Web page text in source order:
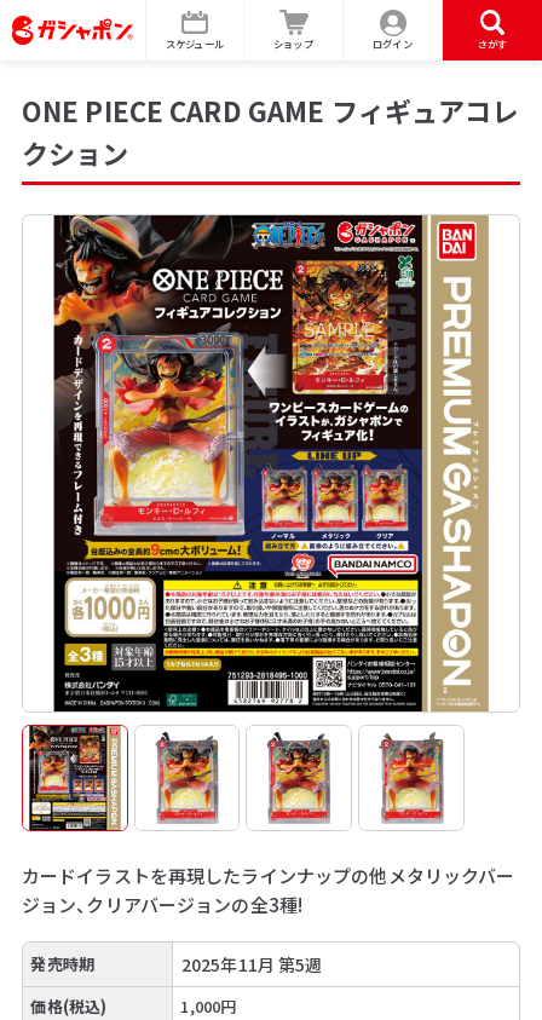
スケジュール ショップ ログイン さがす
ONE PIECE CARD GAME フィギュアコレ
クション
カードイラストを再現したラインナップの他メタリックバー
ジョン、クリアバージョンの全3種!
発売時期 2025年11月 第5週
価格(税込)
1,000円